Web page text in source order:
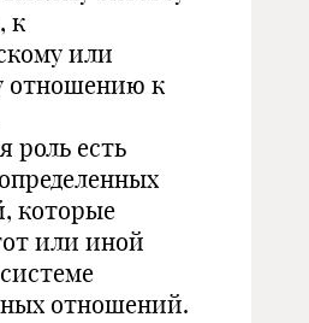
к
или
отношению к
роль есть
которые
или иной
отношений.